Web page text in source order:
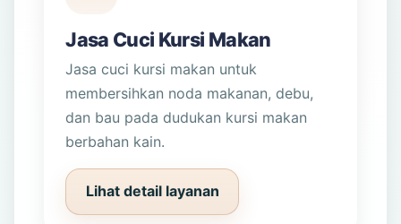
Jasa Cuci Kursi Makan
Jasa cuci kursi makan untuk
membersihkan noda makanan, debu,
dan bau pada dudukan kursi makan
berbahan kain.
Lihat detail layanan